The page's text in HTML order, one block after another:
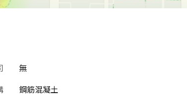
無
鋼筋混凝土